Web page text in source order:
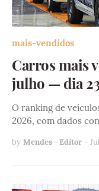
mais-vendidos
Carros mais
julho — dia
O ranking de
2026, com dados
by Mendes - Editor -